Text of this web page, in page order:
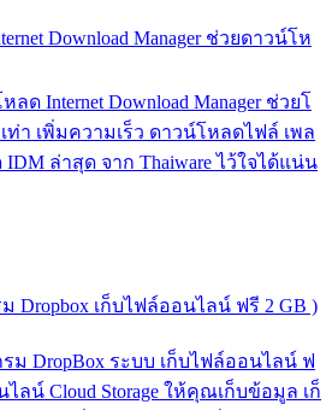
Download Manager ช่วยดาวน์โห
ด Internet Download Manager ช่วยโ
ท่า เพิ่มความเร็ว ดาวน์โหลดไฟล์ เพล
ล่าสุด จาก Thaiware ไว้ใจได้แน่น
Dropbox เก็บไฟล์ออนไลน์ ฟรี 2 GB )
ม DropBox ระบบ เก็บไฟล์ออนไลน์ ฟ
ลน์ Cloud Storage ให้คุณเก็บข้อมูล เก็